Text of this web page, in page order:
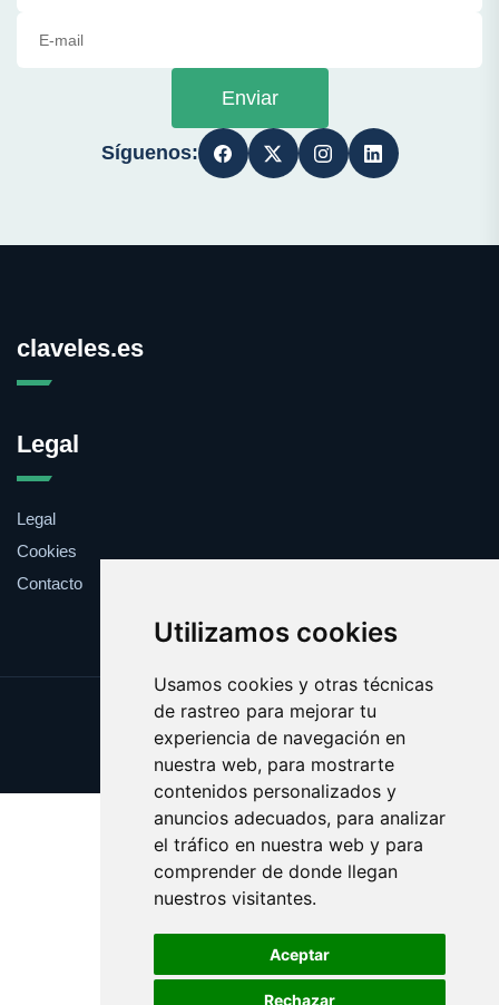
Utilizamos cookies
Usamos cookies y otras técnicas
de rastreo para mejorar tu
experiencia de navegación en
nuestra web, para mostrarte
contenidos personalizados y
anuncios adecuados, para analizar
el tráfico en nuestra web y para
comprender de donde llegan
nuestros visitantes.
Aceptar
Rechazar
Enviar
Síguenos:
claveles.es
Legal
Legal
Cookies
Contacto
Update cookies preferences
Copyright © 2025 claveles.es